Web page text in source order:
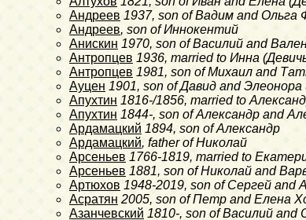
Андреев 1937, son of Вадим and Ольга
Андреев, son of Иннокентий
Анискин 1970, son of Василий and
Антропцев 1936, married to Инна
Антропцев 1981, son of Михаил and
Ауцен 1901, son of Давид and
Апухтин 1816-/1856, married to
Апухтин 1844-, son of Александр and
Ардамацкий 1894, son of Александр
Ардамацкий, father of Николай
Арсеньев 1766-1819, married to
Арсеньев 1881, son of Николай and
Артюхов 1948-2019, son of Сергей and
Асратян 2005, son of Петр and Елена
Азанчевский 1810-, son of Василий and